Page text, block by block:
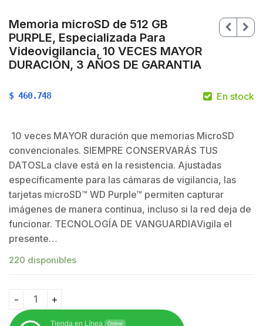
Memoria microSD de 512 GB
PURPLE, Especializada Para
Videovigilancia, 10 VECES MAYOR
DURACIÓN, 3 AÑOS DE GARANTIA
$
$
$ 460.748 En stock
10 veces MAYOR duración que memorias MicroSD
convencionales. SIEMPRE CONSERVARÁS TUS
DATOSLa clave está en la resistencia. Ajustadas
específicamente para las cámaras de vigilancia, las
tarjetas microSD™ WD Purple™ permiten capturar
imágenes de manera continua, incluso si la red deja de
funcionar. TECNOLOGÍA DE VANGUARDIAVigila el
presente…
220 disponibles
Memoria microSD de 512 GB PURPLE, Especializada
Tienda en Línea Online